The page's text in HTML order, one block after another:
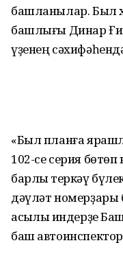
башланылар. Был
башлығы Динар
үҙенең
«Был планға
102-се серия
барлыҡ теркәү
дәүләт
асыҡлыҡ индерҙе
баш